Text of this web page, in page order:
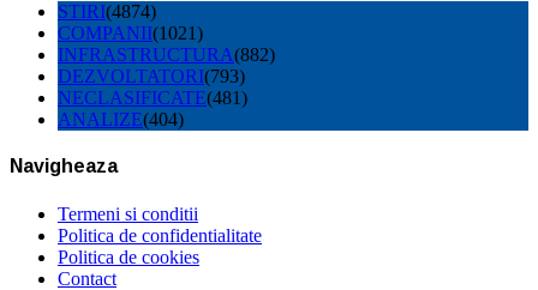
STIRI(4874)
COMPANII(1021)
INFRASTRUCTURA(882)
DEZVOLTATORI(793)
NECLASIFICATE(481)
ANALIZE(404)
Navigheaza
Termeni si conditii
Politica de confidentialitate
Politica de cookies
Contact